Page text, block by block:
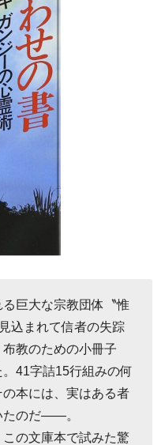
巨大な宗教団体〝惟
込まれて信者の失踪
教のための小冊子
。41字詰15行組みの何
本には、実はある者
たのだ――。
の文庫本で試みた驚